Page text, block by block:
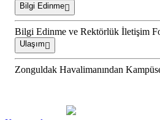
Bilgi Edinme
Bilgi Edinme ve Rektörlük İletişim
Ulaşım
Zonguldak Havalimanından